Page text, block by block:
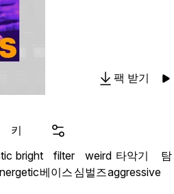
팩 받기
키
bright filter weird 타악기
탐
베이스 심벌즈aggressive